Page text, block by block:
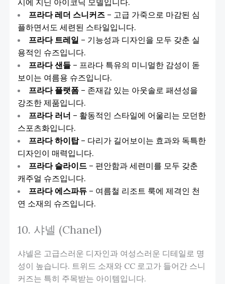
프라다 레더 스니커즈– 고급 가죽으로 마감된 심
플하면서도 세련된 스타일입니다.
프라다 트레일 – 기능성과 디자인을 모두 갖춘 실
용적인 슈즈입니다.
프라다 샌들– 프라다 특유의 미니멀한 감성이 돋
보이는 여름용 슈즈입니다.
프라다 플랫폼– 존재감 있는 아웃솔로 패션성을
강조한 제품입니다.
프라다 러너 – 활동적인 스타일에 어울리는 모던한
스포츠화입니다.
프라다 하이탑– 다리가 길어보이는 효과와 독특한
디자인이 매력입니다.
프라다 슬라이드– 편안함과 세련미를 모두 갖춘
캐주얼 슈즈입니다.
프라다 에스파듀– 여름철 리조트 룩에 제격인 천
연 소재의 슈즈입니다.
10. 샤넬 (Chanel)
샤넬은 고급스러운 디자인과 여성스러운 디테일로 명
성이 높습니다. 트위드 소재와 CC 로고가 들어간 스니
커즈는 특히 주목받는 아이템입니다.